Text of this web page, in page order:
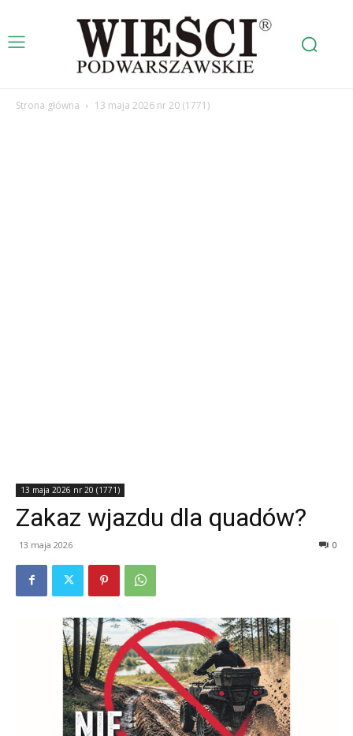
Strona główna 13 maja 2026 nr 20 (1771)
13 maja 2026 nr 20 (1771)
Zakaz wjazdu dla quadów?
13 maja 2026 0